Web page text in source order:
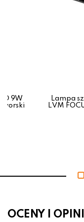
9W
Lampa
LVM
OCENY I